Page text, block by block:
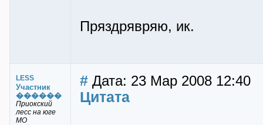
Пряздрявряю, ик.
LESS
Участник
������
Приокский
лесс на юге
МО
# Дата: 23 Мар 2008 12:40
Цитата